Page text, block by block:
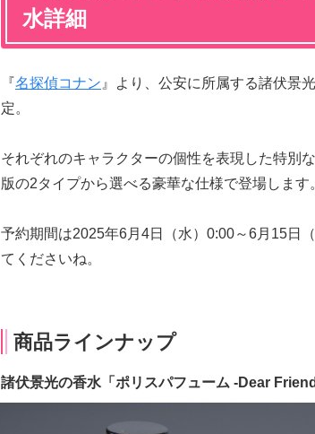
水詳細
『名探偵コナン 』より、公安に所属する諸伏景
定。
それぞれのキャラクターの個性を表現した特別
版の2タイプから選べる豪華な仕様で登場します
予約期間は2025年6月4日（水）0:00～6月15日
てくださいね。
商品ラインナップ
諸伏景光の香水「ポリスパフューム -Dear